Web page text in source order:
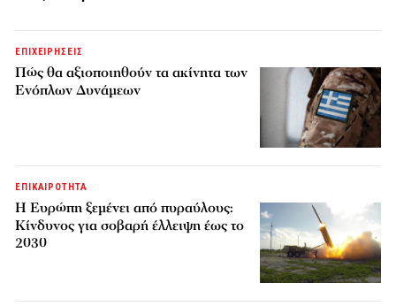
ΕΠΙΧΕΙΡΗΣΕΙΣ
Πώς θα αξιοποιηθούν τα ακίνητα των
Ενόπλων Δυνάμεων
ΕΠΙΚΑΙΡΟΤΗΤΑ
H Ευρώπη ξεμένει από πυραύλους:
Κίνδυνος για σοβαρή έλλειψη έως το
2030